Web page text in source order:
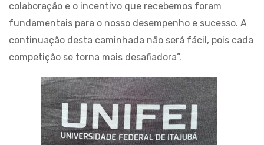
colaboração e o incentivo que recebemos foram
fundamentais para o nosso desempenho e sucesso. A
continuação desta caminhada não será fácil, pois cada
competição se torna mais desafiadora”.